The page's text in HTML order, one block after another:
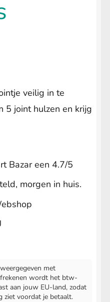
veilig in te
5 joint hulzen en krijg
Bazar een 4.7/5
morgen in huis.
met
wordt het btw-
aan jouw EU-land, zodat
ziet voordat je betaalt.